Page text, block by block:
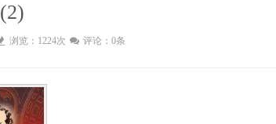
浏览：1224次 评论：0条